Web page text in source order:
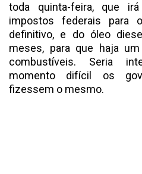
toda quinta-feira, que
impostos federais para
definitivo, e do óleo
meses, para que haja
combustíveis. Seria
momento difícil os
fizessem o mesmo.